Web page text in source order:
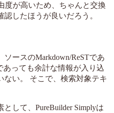
度が高いため、ちゃんと交換
したほうが良いだろう。
ースのMarkdown/ReSTであ
っても余計な情報が入り込
ない。 そこで、検索対象テキ
して、PureBuilder Simplyは